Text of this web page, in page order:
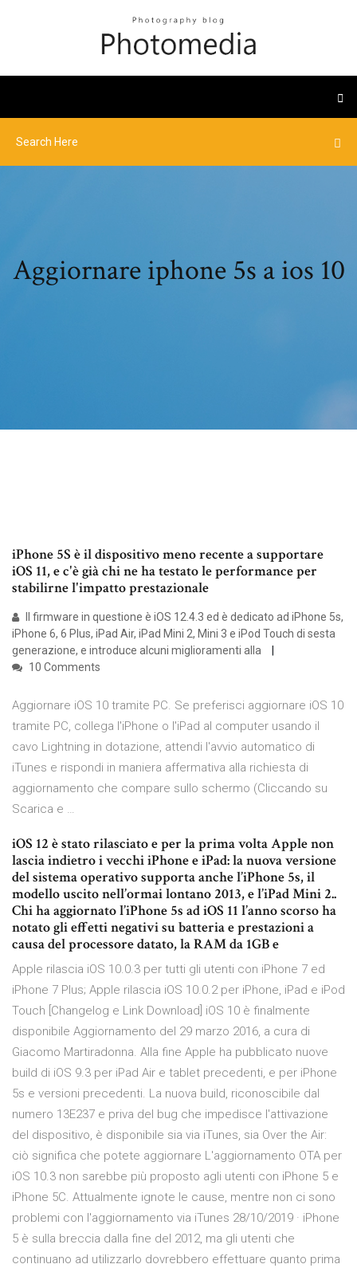
Aggiornare iphone 5s a ios 10
iPhone 5S è il dispositivo meno recente a supportare
iOS 11, e c'è già chi ne ha testato le performance per
stabilirne l'impatto prestazionale
Il firmware in questione è iOS 12.4.3 ed è dedicato ad iPhone 5s,
iPhone 6, 6 Plus, iPad Air, iPad Mini 2, Mini 3 e iPod Touch di sesta
generazione, e introduce alcuni miglioramenti alla
10 Comments
Aggiornare iOS 10 tramite PC. Se preferisci aggiornare iOS 10
tramite PC, collega l'iPhone o l'iPad al computer usando il
cavo Lightning in dotazione, attendi l'avvio automatico di
iTunes e rispondi in maniera affermativa alla richiesta di
aggiornamento che compare sullo schermo (Cliccando su
Scarica e …
iOS 12 è stato rilasciato e per la prima volta Apple non
lascia indietro i vecchi iPhone e iPad: la nuova versione
del sistema operativo supporta anche l’iPhone 5s, il
modello uscito nell’ormai lontano 2013, e l’iPad Mini 2..
Chi ha aggiornato l’iPhone 5s ad iOS 11 l’anno scorso ha
notato gli effetti negativi su batteria e prestazioni a
causa del processore datato, la RAM da 1GB e
Apple rilascia iOS 10.0.3 per tutti gli utenti con iPhone 7 ed
iPhone 7 Plus; Apple rilascia iOS 10.0.2 per iPhone, iPad e iPod
Touch [Changelog e Link Download] iOS 10 è finalmente
disponibile Aggiornamento del 29 marzo 2016, a cura di
Giacomo Martiradonna. Alla fine Apple ha pubblicato nuove
build di iOS 9.3 per iPad Air e tablet precedenti, e per iPhone
5s e versioni precedenti. La nuova build, riconoscibile dal
numero 13E237 e priva del bug che impedisce l'attivazione
del dispositivo, è disponibile sia via iTunes, sia Over the Air:
ciò significa che potete aggiornare L'aggiornamento OTA per
iOS 10.3 non sarebbe più proposto agli utenti con iPhone 5 e
iPhone 5C. Attualmente ignote le cause, mentre non ci sono
problemi con l'aggiornamento via iTunes 28/10/2019 · iPhone
5 è sulla breccia dalla fine del 2012, ma gli utenti che
continuano ad utilizzarlo dovrebbero effettuare quanto prima